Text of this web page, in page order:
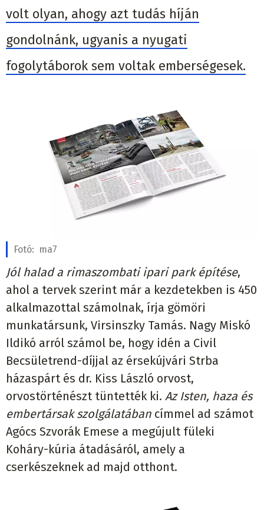
volt olyan, ahogy azt tudás híján
gondolnánk, ugyanis a nyugati
fogolytáborok sem voltak emberségesek.
Fotó: ma7
Jól halad a rimaszombati ipari park építése,
ahol a tervek szerint már a kezdetekben is 450
alkalmazottal számolnak, írja gömöri
munkatársunk, Virsinszky Tamás. Nagy Miskó
Ildikó arról számol be, hogy idén a Civil
Becsületrend-díjjal az érsekújvári Strba
házaspárt és dr. Kiss László orvost,
orvostörténészt tüntették ki. Az Isten, haza és
embertársak szolgálatában címmel ad számot
Agócs Szvorák Emese a megújult füleki
Koháry-kúria átadásáról, amely a
cserkészeknek ad majd otthont.